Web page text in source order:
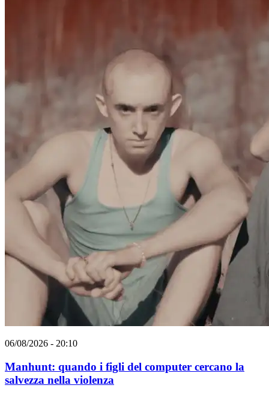
06/08/2026 - 20:10
Manhunt: quando i figli del computer cercano la
salvezza nella violenza